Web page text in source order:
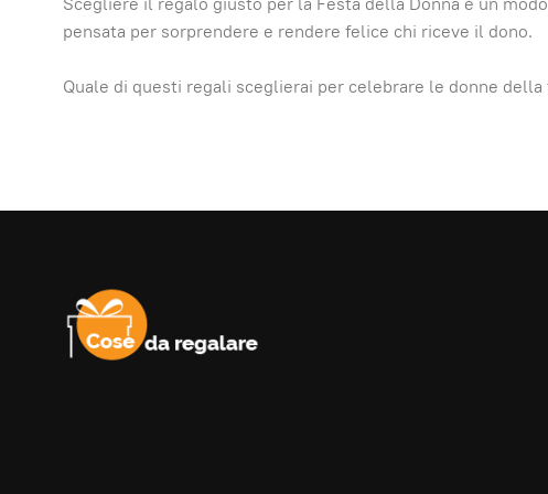
pensata per sorprendere e rendere felice chi riceve il dono.
Quale di questi regali sceglierai per celebrare le donne della